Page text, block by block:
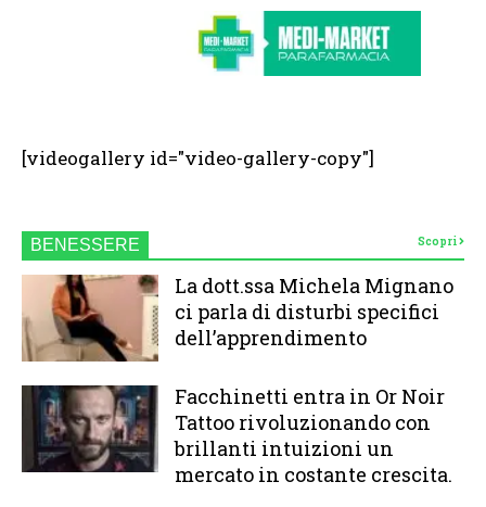
[videogallery id="video-gallery-copy"]
BENESSERE Scopri
La dott.ssa Michela Mignano
ci parla di disturbi specifici
dell’apprendimento
Facchinetti entra in Or Noir
Tattoo rivoluzionando con
brillanti intuizioni un
mercato in costante crescita.